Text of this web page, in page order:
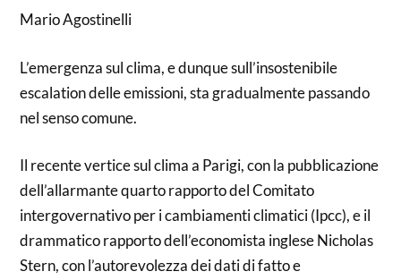
Mario Agostinelli
L’emergenza sul clima, e dunque sull’insostenibile
escalation delle emissioni, sta gradualmente passando
nel senso comune.
Il recente vertice sul clima a Parigi, con la pubblicazione
dell’allarmante quarto rapporto del Comitato
intergovernativo per i cambiamenti climatici (Ipcc), e il
drammatico rapporto dell’economista inglese Nicholas
Stern, con l’autorevolezza dei dati di fatto e